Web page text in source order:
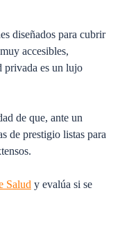
diseñados para cubrir
accesibles,
privada es un lujo
de que, ante un
de prestigio listas para
Salud y evalúa si se